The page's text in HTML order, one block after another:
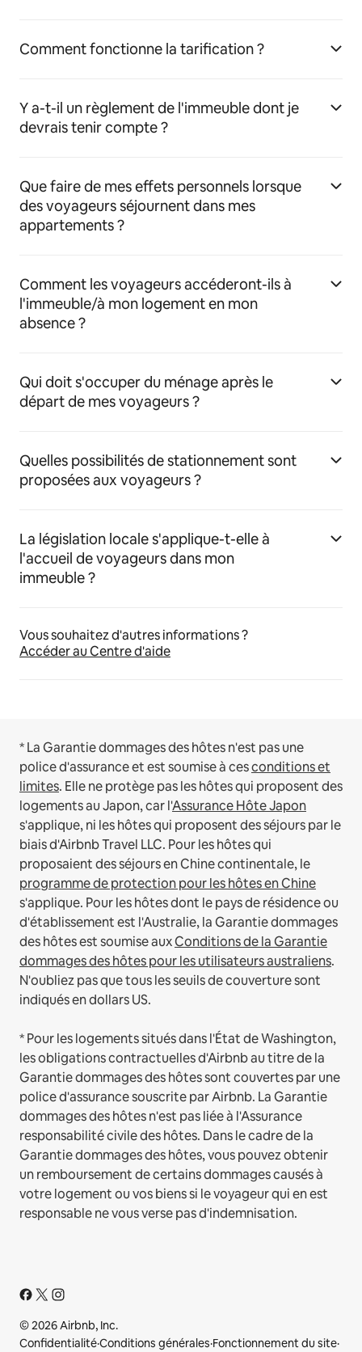
Comment fonctionne la tarification ?
Y a-t-il un règlement de l'immeuble dont je
devrais tenir compte ?
Que faire de mes effets personnels lorsque
des voyageurs séjournent dans mes
appartements ?
Comment les voyageurs accéderont-ils à
l'immeuble/à mon logement en mon
absence ?
Qui doit s'occuper du ménage après le
départ de mes voyageurs ?
Quelles possibilités de stationnement sont
proposées aux voyageurs ?
La législation locale s'applique-t-elle à
l'accueil de voyageurs dans mon
immeuble ?
Vous souhaitez d'autres informations ?
Accéder au Centre d'aide
* La Garantie dommages des hôtes n'est pas une
police d'assurance et est soumise à cesconditions et
limites. Elle ne protège pas les hôtes qui proposent des
logements au Japon, car l'Assurance Hôte Japon
s'applique, ni les hôtes qui proposent des séjours par le
biais d'Airbnb Travel LLC. Pour les hôtes qui
proposaient des séjours en Chine continentale, le
programme de protection pour les hôtes en Chine
s'applique. Pour les hôtes dont le pays de résidence ou
d'établissement est l'Australie, la Garantie dommages
des hôtes est soumise auxConditions de la Garantie
dommages des hôtes pour les utilisateurs australiens.
N'oubliez pas que tous les seuils de couverture sont
indiqués en dollars US.
* Pour les logements situés dans l'État de Washington,
les obligations contractuelles d'Airbnb au titre de la
Garantie dommages des hôtes sont couvertes par une
police d'assurance souscrite par Airbnb. La Garantie
dommages des hôtes n'est pas liée à l'Assurance
responsabilité civile des hôtes. Dans le cadre de la
Garantie dommages des hôtes, vous pouvez obtenir
un remboursement de certains dommages causés à
votre logement ou vos biens si le voyageur qui en est
responsable ne vous verse pas d'indemnisation.
© 2026 Airbnb, Inc.
Confidentialité·Conditions générales·Fonctionnement du site·